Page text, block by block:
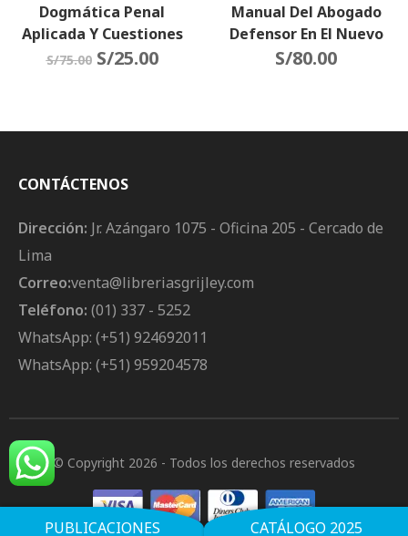
Dogmática Penal
Aplicada Y Cuestiones
Actuales Del Derecho
S/75.00 S/25.00
Manual Del Abogado
Defensor En El Nuevo
Proceso Penal
S/80.00
CONTÁCTENOS
Dirección: Jr. Azángaro 1075 - Oficina 205 - Cercado de
Lima
Correo:venta@libreriasgrijley.com
Teléfono: (01) 337 - 5252
WhatsApp: (+51) 924692011
WhatsApp: (+51) 959204578
© Copyright 2026 - Todos los derechos reservados
PUBLICACIONES CATÁLOGO 2025